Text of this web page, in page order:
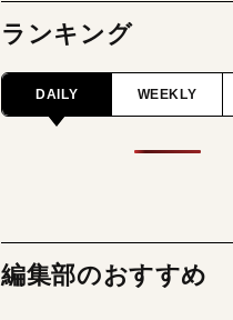
ランキング
DAILY WEEKLY
編集部のおすすめ